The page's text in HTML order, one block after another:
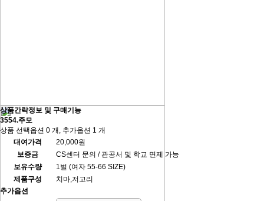
상품간략정보 및 구매기능
3554.주모
상품 선택옵션 0 개, 추가옵션 1 개
대여가격
20,000원
보증금
CS센터 문의 / 관공서 및 학교 면제 가능
보유수량
1벌 (여자 55-66 SIZE)
제품구성
치마,저고리
추가옵션